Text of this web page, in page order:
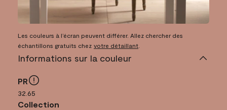
Les couleurs à l’écran peuvent différer. Allez chercher des
échantillons gratuits chez votre détaillant
Informations sur la couleur
PR
32.65
Collection